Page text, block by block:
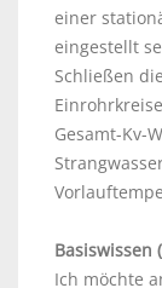
einer
eingestellt
Schließen
Gesamt-Kv-
Basiswissen
Ich möchte